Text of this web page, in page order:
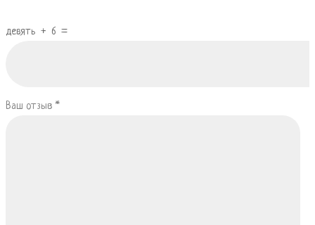
девять + 6 =
Ваш отзыв *